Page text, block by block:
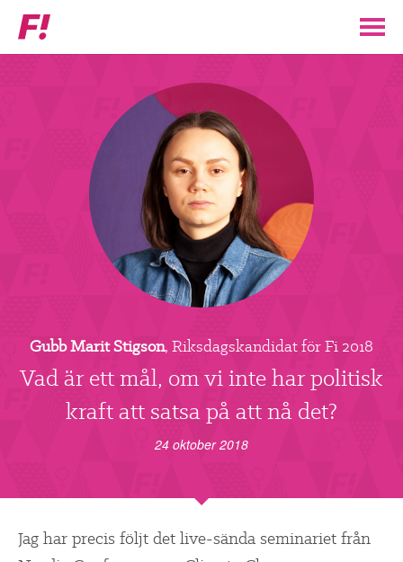
Feministiskt
initiativ
BLI MEDLEM
ENGAGERA DIG I F! ▼
PARTILEDARE
▼
Gubb Marit Stigson, Riksdagskandidat för Fi 2018
Vad är ett mål, om vi inte har politisk
kraft att satsa på att nå det?
24 oktober 2018
Jag har precis följt det live-sända seminariet från